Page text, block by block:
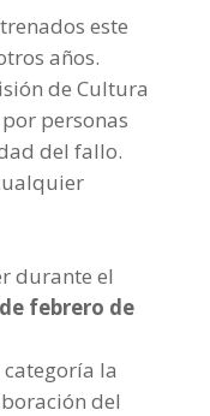
este
años.
de Cultura
personas
del fallo.
durante el
febrero de
la
del